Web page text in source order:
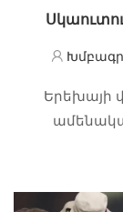
Երեխայի